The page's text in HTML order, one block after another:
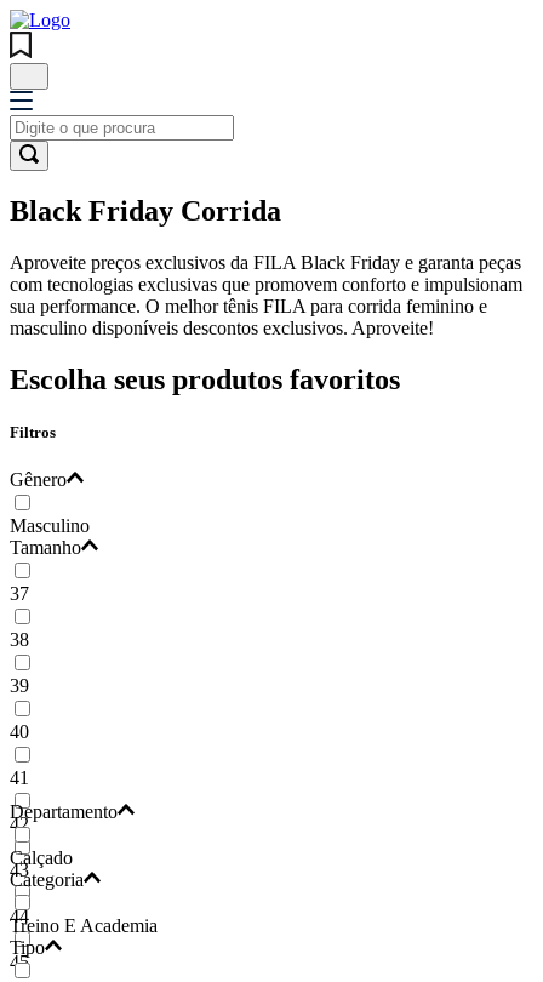
Black Friday Corrida
Aproveite preços exclusivos da FILA Black Friday e garanta peças
com tecnologias exclusivas que promovem conforto e impulsionam
sua performance. O melhor tênis FILA para corrida feminino e
masculino disponíveis descontos exclusivos. Aproveite!
Escolha seus produtos favoritos
Filtros
Gênero
Masculino
Tamanho
37
38
39
40
41
42
43
44
45
Departamento
Calçado
Categoria
Treino E Academia
Tipo